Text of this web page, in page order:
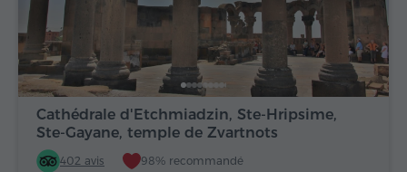
Cathédrale d'Etchmiadzin, Ste-Hripsime,
Ste-Gayane, temple de Zvartnots
402 avis 98% recommandé